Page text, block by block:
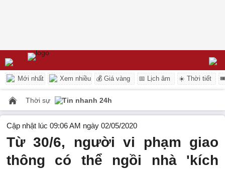
Mới nhất Xem nhiều 💰 Giá vàng 📅 Lịch âm ☀️ Thời tiết
Thời sự Tin nhanh 24h
Cập nhật lúc 09:06 AM ngày 02/05/2020
Từ 30/6, người vi phạm giao
thông có thể ngồi nhà 'kích